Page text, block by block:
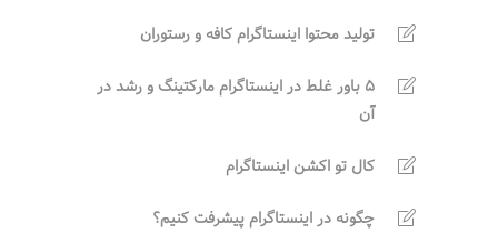
تولید محتوا اینستاگرام کافه و رستوران
5 باور غلط در اینستاگرام مارکتینگ و رشد در
آن
کال تو اکشن اینستاگرام
چگونه در اینستاگرام پیشرفت کنیم؟